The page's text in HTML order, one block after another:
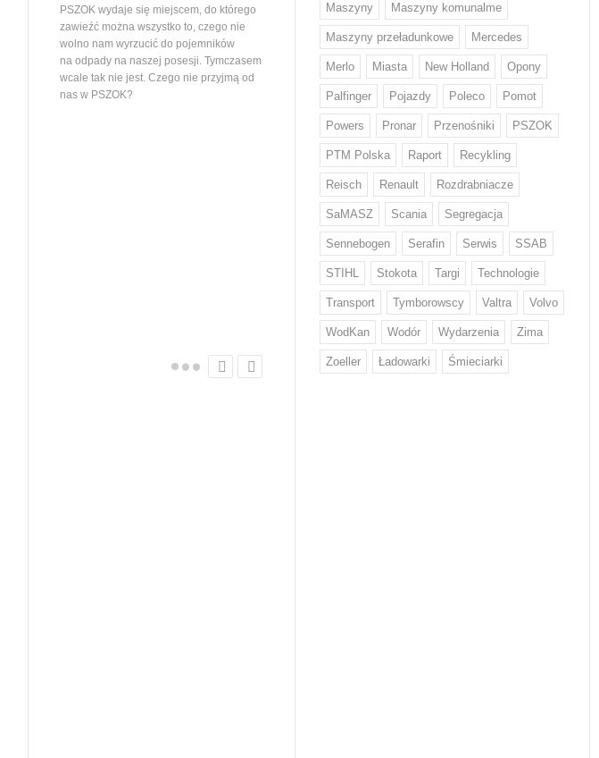
PSZOK wydaje się miejscem, do którego
zawieźć można wszystko to, czego nie
wolno nam wyrzucić do pojemników
na odpady na naszej posesji. Tymczasem
wcale tak nie jest. Czego nie przyjmą od
nas w PSZOK?
województwa podlaskiego. Tym samym
Z odpadami w Europie sobie nie
Każdy Europejczyk wytwarza średnio
w ciągu roku 132 kg odpadów
żywnościowych i 12 kg odzieżowych
i obuwniczych – wskazują dane KE.
W walce z rosnącą ilością odpadów
w tych kategoriach mają pomóc nowe
regulacje, które we wrześniu przyjął
Parlament Europejski. Wyznaczają…
wiedział nikt, stąd
mieszkańców
Volvo Trucks stawia
niskiej emisji CO2
Volvo zwiększa
o niskiej emisji CO2* w
produktach. Stal ta od
będzie wykorzystywana w
tysięcy pojazdów. Volvo
na świecie producentem,
wprowadził ten rodzaj
Maszyny Maszyny komunalme
Maszyny przeładunkowe Mercedes
Merlo Miasta New Holland Opony
Palfinger Pojazdy Poleco Pomot
Powers Pronar Przenośniki PSZOK
PTM Polska Raport Recykling
Reisch Renault Rozdrabniacze
SaMASZ Scania Segregacja
Sennebogen Serafin Serwis SSAB
STIHL Stokota Targi Technologie
Transport Tymborowscy Valtra Volvo
WodKan Wodór Wydarzenia Zima
Zoeller Ładowarki Śmieciarki